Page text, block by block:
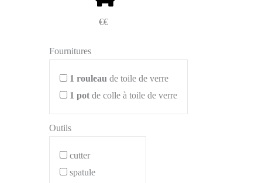
€€
Fournitures
1 rouleau de toile de verre
1 pot de colle à toile de verre
Outils
cutter
spatule